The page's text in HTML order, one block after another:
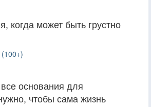
когда может быть грустно
основания для
чтобы сама жизнь